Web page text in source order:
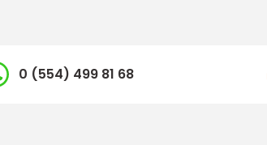
0 (554) 499 81 68